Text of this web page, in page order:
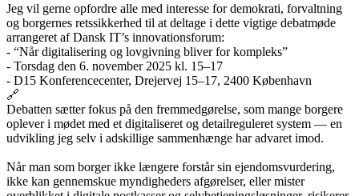
Jeg vil gerne opfordre alle med interesse for demokrati, forvaltning
og borgernes retssikkerhed til at deltage i dette vigtige debatmøde
arrangeret af Dansk IT’s innovationsforum:
- “Når digitalisering og lovgivning bliver for kompleks”
- Torsdag den 6. november 2025 kl. 15–17
- D15 Konferencecenter, Drejervej 15–17, 2400 København
🔗
Debatten sætter fokus på den fremmedgørelse, som mange borgere
oplever i mødet med et digitaliseret og detailreguleret system — en
udvikling jeg selv i adskillige sammenhænge har advaret imod.
Når man som borger ikke længere forstår sin ejendomsvurdering,
ikke kan gennemskue myndigheders afgørelser, eller mister